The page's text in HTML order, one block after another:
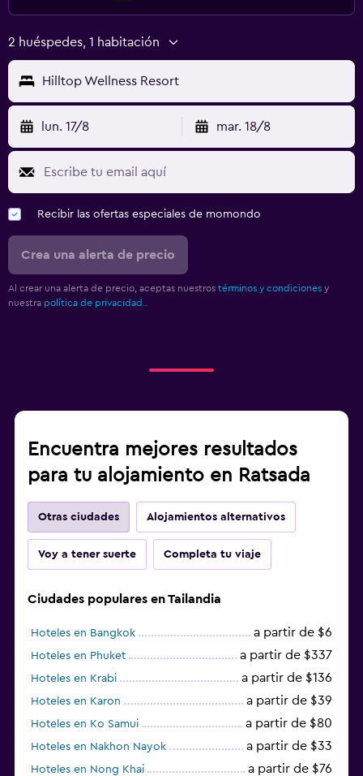
2 huéspedes, 1 habitación
Hilltop Wellness Resort
lun. 17/8 mar. 18/8
Recibir las ofertas especiales de momondo
Crea una alerta de precio
Al crear una alerta de precio, aceptas nuestros términos y condiciones y
nuestra política de privacidad.
Encuentra mejores resultados
para tu alojamiento en Ratsada
Otras ciudades Alojamientos alternativos
Voy a tener suerte Completa tu viaje
Ciudades populares en Tailandia
Hoteles en Bangkok a partir de $6
Hoteles en Phuket a partir de $337
Hoteles en Krabi a partir de $136
Hoteles en Karon a partir de $39
Hoteles en Ko Samui a partir de $80
Hoteles en Nakhon Nayok a partir de $33
Hoteles en Nong Khai a partir de $76